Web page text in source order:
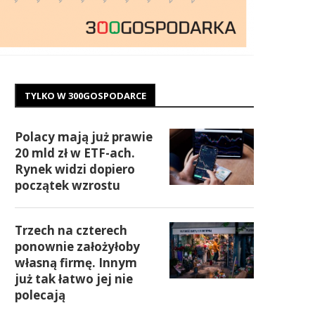
TYLKO W 300GOSPODARCE
Polacy mają już prawie
20 mld zł w ETF-ach.
Rynek widzi dopiero
początek wzrostu
Trzech na czterech
ponownie założyłoby
własną firmę. Innym
już tak łatwo jej nie
polecają